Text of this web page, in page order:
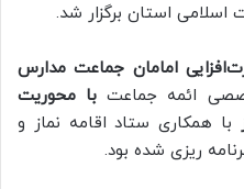
اسلامی استان برگزار شد.
امامان جماعت مدارس
ائمه جماعت با محوریت
با همکاری ستاد اقامه نماز و
ریزی شده بود.